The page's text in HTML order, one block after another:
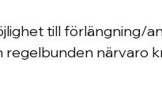
till förlängning/
regelbunden närvaro